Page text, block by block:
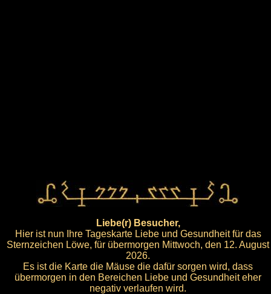
Liebe(r) Besucher,
Hier ist nun Ihre Tageskarte Liebe und Gesundheit für das
Sternzeichen Löwe, für übermorgen Mittwoch, den 12. August
2026.
Es ist die Karte die Mäuse die dafür sorgen wird, dass
übermorgen in den Bereichen Liebe und Gesundheit eher
negativ verlaufen wird.